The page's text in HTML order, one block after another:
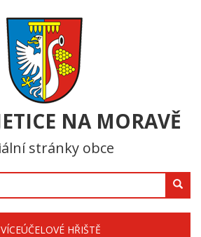
NA MORAVĚ
stránky obce
HŘIŠTĚ